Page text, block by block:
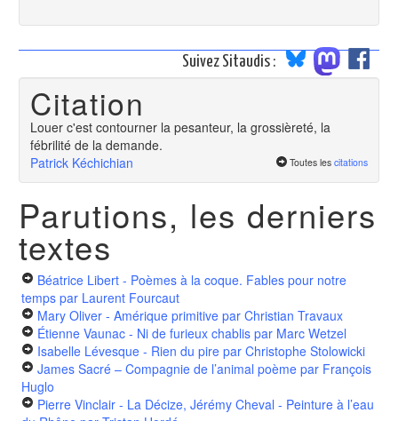
Suivez Sitaudis :
Citation
Louer c'est contourner la pesanteur, la grossièreté, la
fébrilité de la demande.
Patrick Kéchichian
Toutes les citations
Parutions, les derniers
textes
Béatrice Libert - Poèmes à la coque. Fables pour notre
temps par Laurent Fourcaut
Mary Oliver - Amérique primitive par Christian Travaux
Étienne Vaunac - Ni de furieux chablis par Marc Wetzel
Isabelle Lévesque - Rien du pire par Christophe Stolowicki
James Sacré – Compagnie de l’animal poème par François
Huglo
Pierre Vinclair - La Décize, Jérémy Cheval - Peinture à l’eau